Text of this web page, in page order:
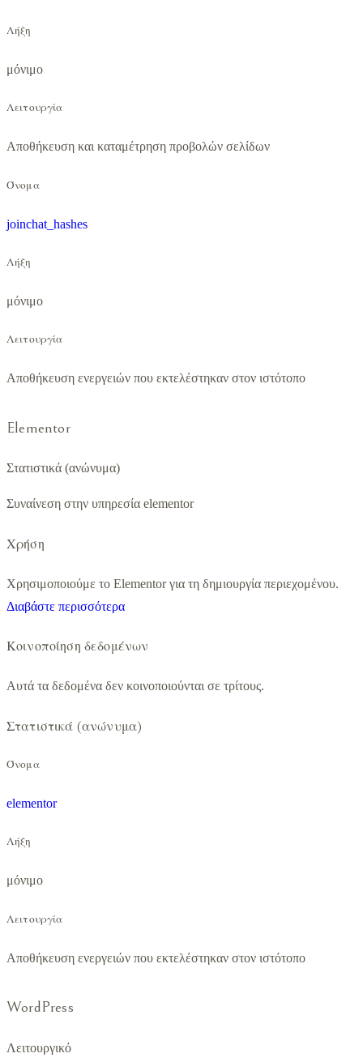
Λήξη
μόνιμο
Λειτουργία
Αποθήκευση και καταμέτρηση προβολών σελίδων
Όνομα
joinchat_hashes
Λήξη
μόνιμο
Λειτουργία
Αποθήκευση ενεργειών που εκτελέστηκαν στον ιστότοπο
Elementor
Στατιστικά (ανώνυμα)
Συναίνεση στην υπηρεσία elementor
Χρήση
Χρησιμοποιούμε το Elementor για τη δημιουργία περιεχομένου.
Διαβάστε περισσότερα
Κοινοποίηση δεδομένων
Αυτά τα δεδομένα δεν κοινοποιούνται σε τρίτους.
Στατιστικά (ανώνυμα)
Όνομα
elementor
Λήξη
μόνιμο
Λειτουργία
Αποθήκευση ενεργειών που εκτελέστηκαν στον ιστότοπο
WordPress
Λειτουργικό